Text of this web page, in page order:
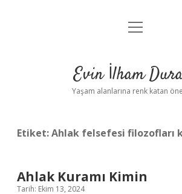
Anasayfa
Yasal Uyarı
menüyü
Evin İlham
Yaşam alanlarına renk katan
Etiket:Ahlak felsefesi filozofları
Ahlak Kuramı Kimin
Tarih: Ekim 13, 2024